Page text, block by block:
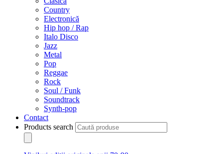
Country
Electronică
Hip hop / Rap
Italo Disco
Jazz
Metal
Pop
Reggae
Rock
Soul / Funk
Soundtrack
Synth-pop
Contact
Products search